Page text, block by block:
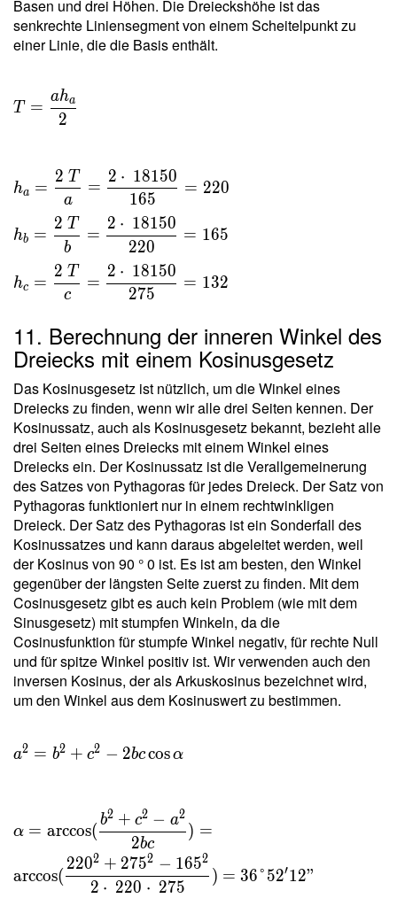
\sqrt{
329420000
} = 18150
Basen und drei Höhen. Die Dreieckshöhe ist das
senkrechte Liniensegment von einem Scheitelpunkt zu
einer Linie, die die Basis enthält.
T =
2
aha
ha =
a
2 T
=
165
2 ⋅ 18150
= 220
hb =
b
2 T
=
220
2 ⋅ 18150
= 165
hc =
c
2 T
=
275
2 ⋅ 18150
= 132
11. Berechnung der inneren Winkel des
Dreiecks mit einem Kosinusgesetz
Das Kosinusgesetz ist nützlich, um die Winkel eines
Dreiecks zu finden, wenn wir alle drei Seiten kennen. Der
Kosinussatz, auch als Kosinusgesetz bekannt, bezieht alle
drei Seiten eines Dreiecks mit einem Winkel eines
Dreiecks ein. Der Kosinussatz ist die Verallgemeinerung
des Satzes von Pythagoras für jedes Dreieck. Der Satz von
Pythagoras funktioniert nur in einem rechtwinkligen
Dreieck. Der Satz des Pythagoras ist ein Sonderfall des
Kosinussatzes und kann daraus abgeleitet werden, weil
der Kosinus von 90 ° 0 ist. Es ist am besten, den Winkel
gegenüber der längsten Seite zuerst zu finden. Mit dem
Cosinusgesetz gibt es auch kein Problem (wie mit dem
Sinusgesetz) mit stumpfen Winkeln, da die
Cosinusfunktion für stumpfe Winkel negativ, für rechte Null
und für spitze Winkel positiv ist. Wir verwenden auch den
inversen Kosinus, der als Arkuskosinus bezeichnet wird,
um den Winkel aus dem Kosinuswert zu bestimmen.
a2 = b2 + c2 − 2bccosα
α = arccos(
2bc
b2 + c2 − a2
) =
arccos(
2 ⋅ 220 ⋅ 275
2202 + 2752 − 1652
) = 36°52′12"